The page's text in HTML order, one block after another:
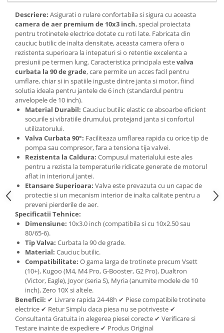
Biciclete Electrice
Anvelope moto
Camere moto
Anvelope ATV
Cauciucuri bicicleta
Anvelope și Camere Utilaje
https://www.doctortrotineta.ro/plata-
tbi?
forceOriginalForEdit=1&preview=00681
Descriere: Asigurati o rulare confortabila si sigura cu aceasta
camera de aer premium de 10x3 inch, special proiectata
pentru trotinetele electrice dotate cu roti late. Fabricata din
cauciuc butilic de inalta densitate, aceasta camera ofera o
rezistenta superioara la intepaturi si o retentie excelenta a
presiunii pe termen lung. Caracteristica principala estevalva
curbata la 90 de grade, care permite un acces facil pentru
umflare, chiar si in spatiile inguste dintre janta si motor, fiind
solutia ideala pentru jantele de 6 inch (standardul pentru
anvelopele de 10 inch).
Material Durabil: Cauciuc butilic elastic ce absoarbe eficient
socurile si vibratiile drumului, protejand janta si confortul
utilizatorului.
Valva Curbata 90°: Faciliteaza umflarea rapida cu orice tip de
pompa sau compresor, fara a tensiona tija valvei.
Rezistenta la Caldura: Compusul materialului este ales
pentru a rezista la temperaturile ridicate generate de motorul
aflat in interiorul jantei.
Etansare Superioara: Valva este prevazuta cu un capac de
protectie si un mecanism interior de inalta calitate pentru a
preveni pierderile de aer.
Specificatii Tehnice:
Dimensiune: 10x3.0 inch (compatibila si cu 10x2.50 sau
80/65-6).
Tip Valva: Curbata la 90 de grade.
Material: Cauciuc butilic.
Compatibilitate: O gama larga de trotinete precum Vsett
(10+), Kugoo (M4, M4 Pro, G-Booster, G2 Pro), Dualtron
(Victor, Eagle), Joyor (seria S), Myria (anumite modele de 10
inch), Zero 10X si altele.
Beneficii: ✔ Livrare rapida 24-48h ✔ Piese compatibile trotinete
electrice ✔ Retur Simplu daca piesa nu se potriveste ✔
Consultanta Gratuita in alegerea piesei corecte ✔ Verificare si
Testare inainte de expediere ✔ Produs Original